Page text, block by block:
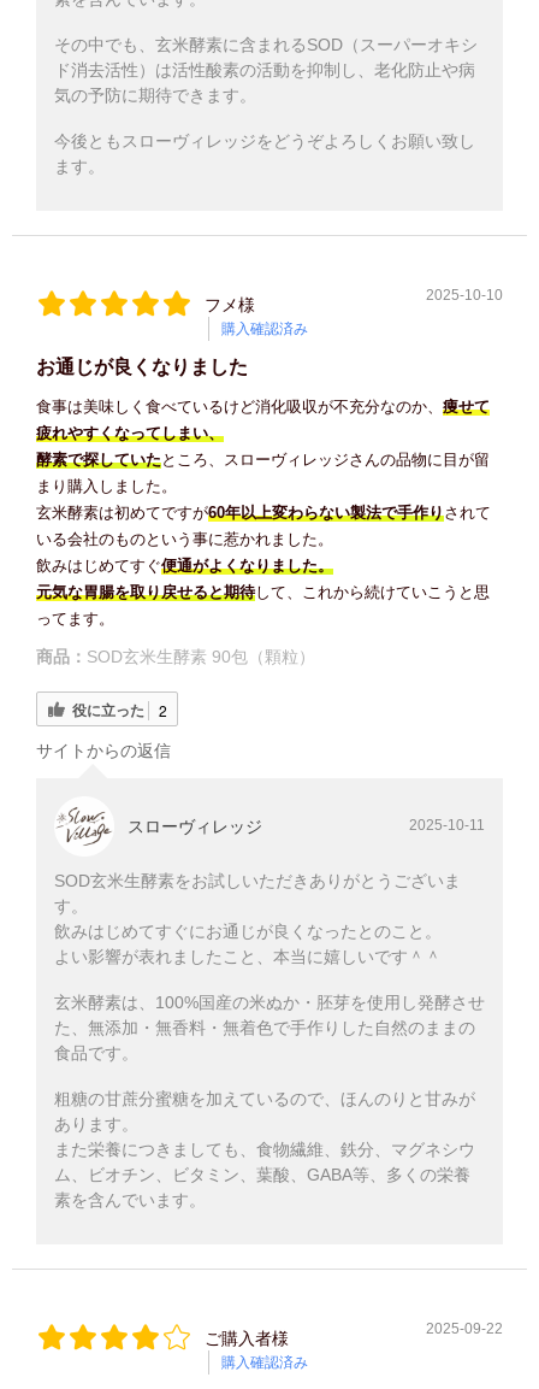
その中でも、玄米酵素に含まれるSOD（スーパーオキシ
ド消去活性）は活性酸素の活動を抑制し、老化防止や病
気の予防に期待できます。
今後ともスローヴィレッジをどうぞよろしくお願い致し
ます。
フメ様
購入確認済み
2025-10-10
お通じが良くなりました
食事は美味しく食べているけど消化吸収が不充分なのか、 痩せて
疲れやすくなってしまい、
酵素で探していたところ、スローヴィレッジさんの品物に目が留
まり購入しました。
玄米酵素は初めてですが60年以上変わらない製法で手作りされて
いる会社のものという事に惹かれました。
飲みはじめてすぐ便通がよくなりました。
元気な胃腸を取り戻せると期待して、これから続けていこうと思
ってます。
商品： SOD玄米生酵素 90包（顆粒）
役に立った 2
サイトからの返信
スローヴィレッジ 2025-10-11
SOD玄米生酵素をお試しいただきありがとうございま
す。
飲みはじめてすぐにお通じが良くなったとのこと。
よい影響が表れましたこと、本当に嬉しいです＾＾
玄米酵素は、100%国産の米ぬか・胚芽を使用し発酵させ
た、無添加・無香料・無着色で手作りした自然のままの
食品です。
粗糖の甘蔗分蜜糖を加えているので、ほんのりと甘みが
あります。
また栄養につきましても、食物繊維、鉄分、マグネシウ
ム、ビオチン、ビタミン、葉酸、GABA等、多くの栄養
素を含んでいます。
ご購入者様
購入確認済み
2025-09-22